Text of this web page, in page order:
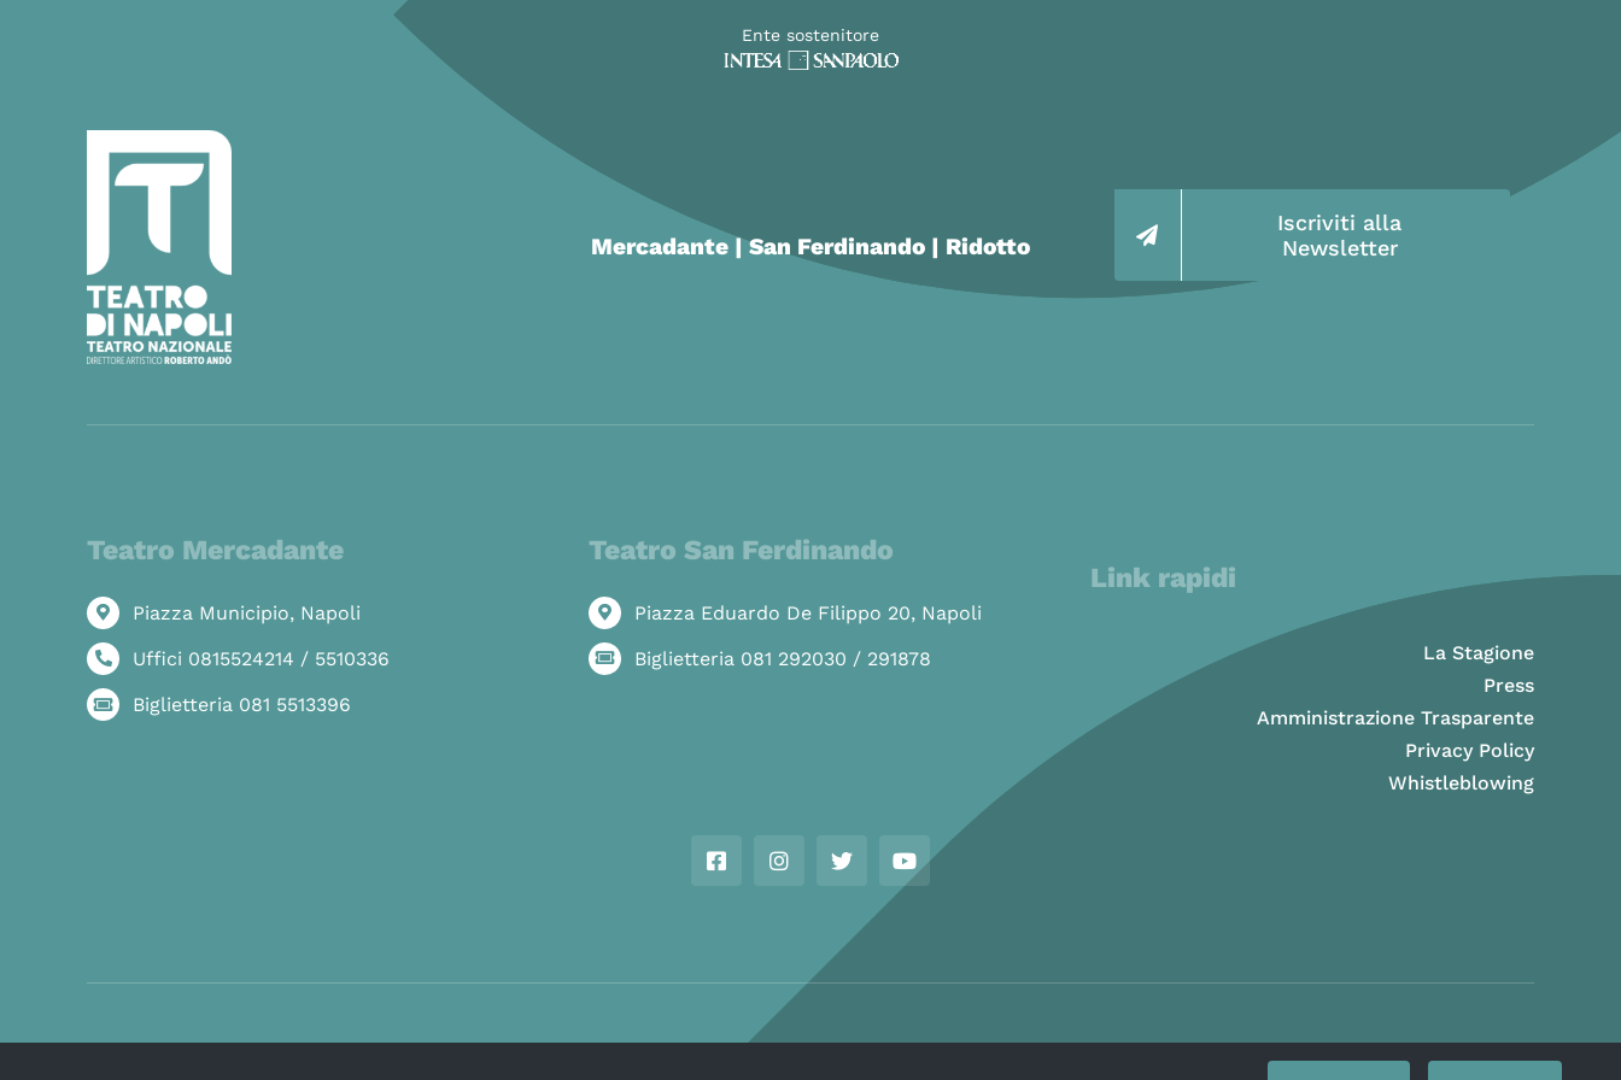
Ente sostenitore
Mercadante | San Ferdinando | Ridotto
Iscriviti alla
Newsletter
Teatro Mercadante
Piazza Municipio, Napoli
Uffici 0815524214 / 5510336
Biglietteria 081 5513396
Teatro San Ferdinando
Piazza Eduardo De Filippo 20, Napoli
Biglietteria 081 292030 / 291878
Link rapidi
La Stagione
Press
Amministrazione Trasparente
Privacy Policy
Whistleblowing